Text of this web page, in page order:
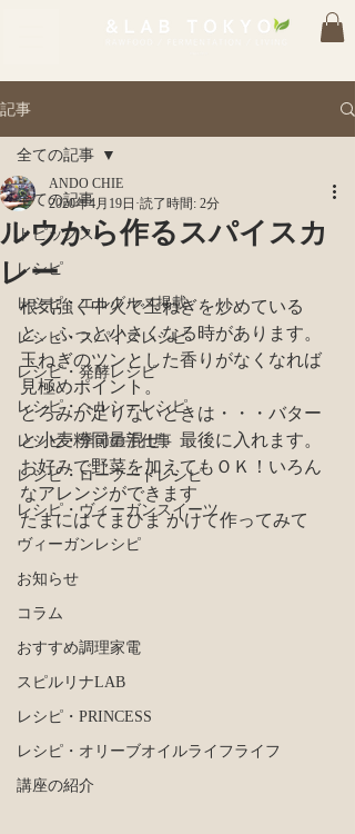
記事
全ての記事
トピックス
レシピ
レシピ・エルグルメ掲載
レシピ・スパイスレシピ
レシピ・発酵レシピ
レシピ・ヘルシーレシピ
レシピ・季節の手仕事
レシピ・ローフードレシピ
レシピ・ヴィーガンスイーツ
ヴィーガンレシピ
お知らせ
コラム
おすすめ調理家電
スピルリナLAB
レシピ・PRINCESS
レシピ・オリーブオイルライフライフ
講座の紹介
全ての記事
ルウから作るスパイスカ
レー
ANDO CHIE
2020年4月19日 読了時間: 2分
根気強く中火で玉ねぎを炒めている
と、ふっと小さくなる時があります。
玉ねぎのツンとした香りがなくなれば
見極めポイント。
とろみが足りないときは・・・バター
と小麦粉同量混ぜ、最後に入れます。
お好みで野菜を加えてもＯＫ！いろん
なアレンジができます
たまにはてまひま かけて作ってみて